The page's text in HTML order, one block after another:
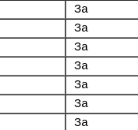
За
За
За
За
За
За
За